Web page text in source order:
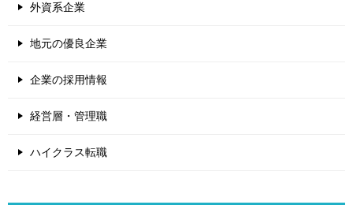
外資系企業
地元の優良企業
企業の採用情報
経営層・管理職
ハイクラス転職